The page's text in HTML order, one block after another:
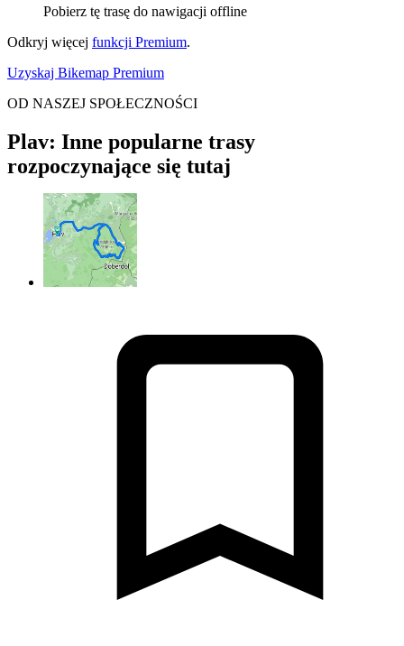
Pobierz tę trasę do nawigacji offline
Odkryj więcej funkcji Premium.
Uzyskaj Bikemap Premium
OD NASZEJ SPOŁECZNOŚCI
Plav: Inne popularne trasy
rozpoczynające się tutaj